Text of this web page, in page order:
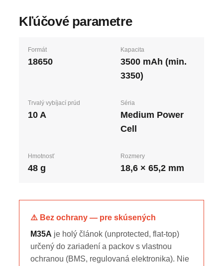
Kľúčové parametre
Formát
18650
Kapacita
3500 mAh (min.
3350)
Trvalý vybíjací prúd
10 A
Séria
Medium Power
Cell
Hmotnosť
48 g
Rozmery
18,6 × 65,2 mm
⚠️ Bez ochrany — pre skúsených
M35A je holý článok (unprotected, flat-top)
určený do zariadení a packov s vlastnou
ochranou (BMS, regulovaná elektronika). Nie